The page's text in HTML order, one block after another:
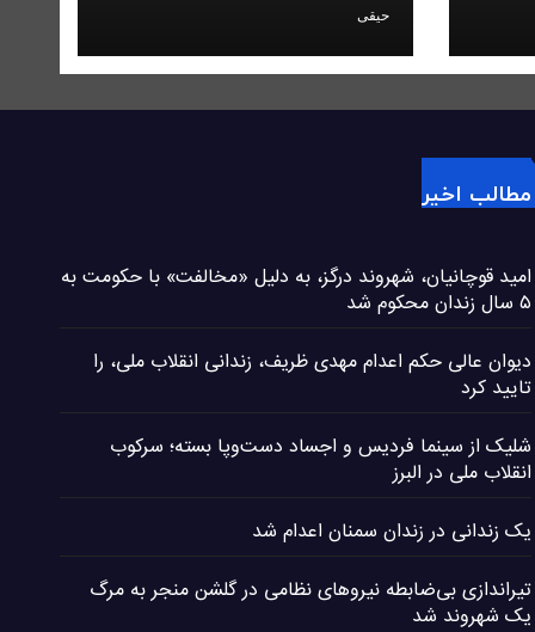
حیقی
مطالب اخیر
امید قوچانیان، شهروند درگز، به دلیل «مخالفت» با حکومت به
۵ سال زندان محکوم شد
دیوان عالی حکم اعدام مهدی ظریف، زندانی انقلاب ملی، را
تایید کرد
شلیک از سینما فردیس و اجساد دست‌وپا بسته؛ سرکوب
انقلاب ملی در البرز
یک زندانی در زندان سمنان اعدام شد
تیراندازی بی‌ضابطه نیروهای نظامی در گلشن منجر به مرگ
یک شهروند شد